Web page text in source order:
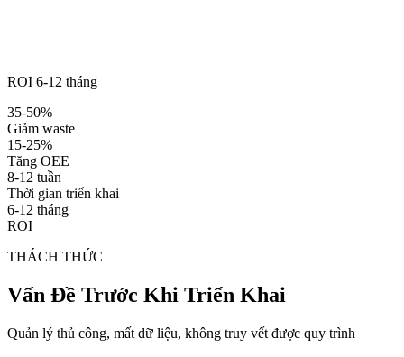
ROI 6-12 tháng
35-50%
Giảm waste
15-25%
Tăng OEE
8-12 tuần
Thời gian triển khai
6-12 tháng
ROI
THÁCH THỨC
Vấn Đề Trước Khi Triển Khai
Quản lý thủ công, mất dữ liệu, không truy vết được quy trình